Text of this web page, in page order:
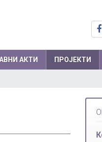
директора
АКТИ ПРОЈЕКТИ